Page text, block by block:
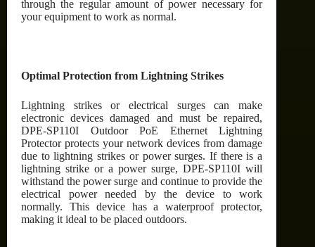
through the regular amount of power necessary for
your equipment to work as normal.
Optimal Protection from Lightning Strikes
Lightning strikes or electrical surges can make
electronic devices damaged and must be repaired,
DPE-SP110I Outdoor PoE Ethernet Lightning
Protector protects your network devices from damage
due to lightning strikes or power surges. If there is a
lightning strike or a power surge, DPE-SP110I will
withstand the power surge and continue to provide the
electrical power needed by the device to work
normally. This device has a waterproof protector,
making it ideal to be placed outdoors.